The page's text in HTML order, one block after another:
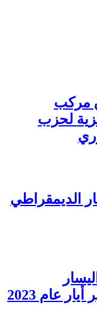
مركب
لحزب
الديمقراطي
عام 2023